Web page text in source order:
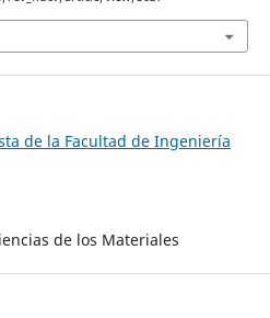
de la Facultad de Ingeniería
de los Materiales